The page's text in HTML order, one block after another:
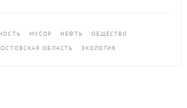
МУСОР НЕФТЬ
ОБЩЕСТВО
ОБЛАСТЬ ЭКОЛОГИЯ